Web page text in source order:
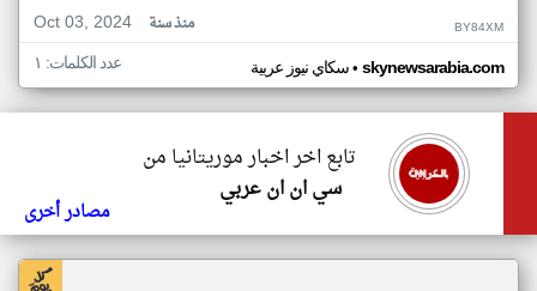
Oct 03, 2024
منذ سنة BY84XM
سكاي نيوز عربية• skynewsarabia.com عدد الكلمات: ١
تابع اخر اخبار موريتانيا من
سي ان ان عربي
مصادر أخرى